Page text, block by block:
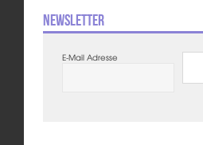
Newsletter
E-Mail Adresse